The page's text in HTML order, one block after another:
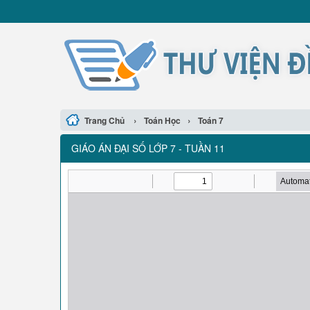
Trang Chủ › Toán Học › Toán 7
GIÁO ÁN ĐẠI SỐ LỚP 7 - TUẦN 11